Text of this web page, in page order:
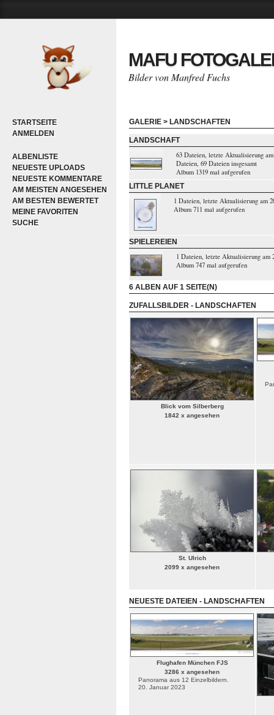
STARTSEITE
ANMELDEN
ALBENLISTE
NEUESTE UPLOADS
NEUESTE KOMMENTARE
AM MEISTEN ANGESEHEN
AM BESTEN BEWERTET
MEINE FAVORITEN
SUCHE
MAFU
Bilder von Manfred Fuchs
GALERIE > LANDSCHAFTEN
LANDSCHAFT
63 Dateien, letzte Aktualisierung
Dateien, 69 Dateien insgesamt
Album 1319 mal aufgerufen
LITTLE PLANET
1 Dateien, letzte Aktualisierung am
Album 711 mal aufgerufen
SPIELEREIEN
1 Dateien, letzte Aktualisierung am
Album 747 mal aufgerufen
6 ALBEN AUF 1 SEITE(N)
ZUFALLSBILDER - LANDSCHAFTEN
Blick vom Silberberg
1842 x angesehen
St. Ulrich
2099 x angesehen
NEUESTE DATEIEN - LANDSCHAFTEN
Flughafen München FJS
3286 x angesehen
Panorama aus 12 Einzelbildern.
20. Januar 2023